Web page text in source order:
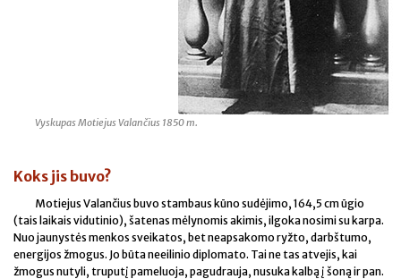
Vyskupas Motiejus Valančius 1850 m.
Koks jis buvo?
Motiejus Valančius buvo stambaus kūno sudėjimo, 164,5 cm ūgio
(tais laikais vidutinio), šatenas mėlynomis akimis, ilgoka nosimi su karpa.
Nuo jaunystės menkos sveikatos, bet neapsakomo ryžto, darbštumo,
energijos žmogus. Jo būta neeilinio diplomato. Tai ne tas atvejis, kai
žmogus nutyli, truputį pameluoja, pagudrauja, nusuka kalbą į šoną ir pan.